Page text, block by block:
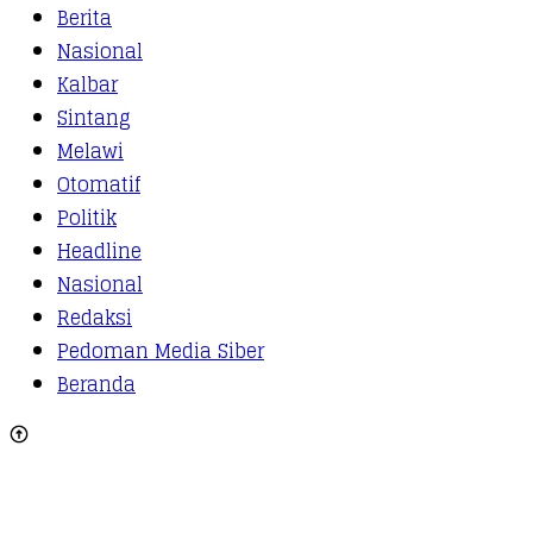
Berita
Nasional
Kalbar
Sintang
Melawi
Otomatif
Politik
Headline
Nasional
Redaksi
Pedoman Media Siber
Beranda